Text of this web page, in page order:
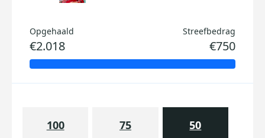
Opgehaald
€2.018
Streefbedrag
€750
100 75 50